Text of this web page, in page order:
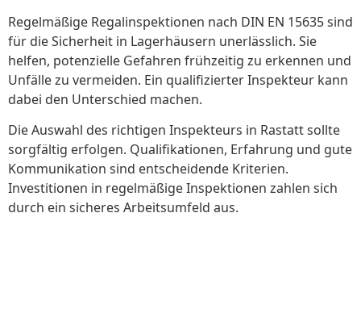
Regelmäßige Regalinspektionen nach DIN EN 15635 sind
für die Sicherheit in Lagerhäusern unerlässlich. Sie
helfen, potenzielle Gefahren frühzeitig zu erkennen und
Unfälle zu vermeiden. Ein qualifizierter Inspekteur kann
dabei den Unterschied machen.
Die Auswahl des richtigen Inspekteurs in Rastatt sollte
sorgfältig erfolgen. Qualifikationen, Erfahrung und gute
Kommunikation sind entscheidende Kriterien.
Investitionen in regelmäßige Inspektionen zahlen sich
durch ein sicheres Arbeitsumfeld aus.